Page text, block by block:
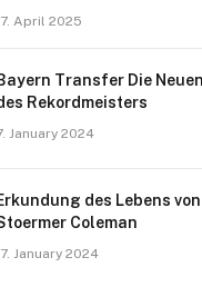
April 2025
Transfer Die
Rekordmeisters
January 2024
des Lebens
Coleman
January 2024